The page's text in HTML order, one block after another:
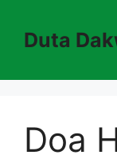
contentDuta
Doa